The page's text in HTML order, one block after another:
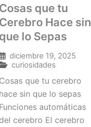
Cosas que tu
Cerebro Hace sin
que lo Sepas
diciembre 19, 2025
curiosidades
Cosas que tu cerebro
hace sin que lo sepas
Funciones automáticas
del cerebro El cerebro